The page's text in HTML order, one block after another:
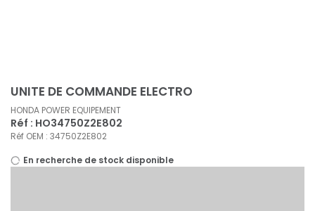
UNITE DE COMMANDE ELECTRO
HONDA POWER EQUIPEMENT
Réf : HO34750Z2E802
Réf OEM : 34750Z2E802
En recherche de stock disponible